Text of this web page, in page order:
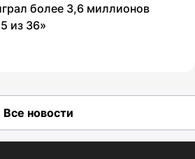
более 3,6 миллионов
из 36»
Все новости